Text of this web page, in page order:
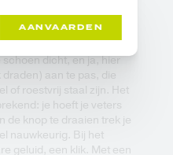
dicht, en ja, hier
aan te pas, die
of roestvrij staal zijn. Het
je hoeft je veters
de knop te draaien trek je
nauwkeurig. Bij het
geluid, een klik. Met een
AANVAARDEN